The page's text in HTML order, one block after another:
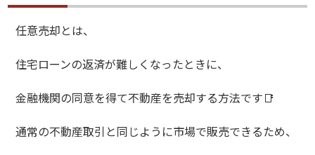
任意売却とは、
住宅ローンの返済が難しくなったときに、
金融機関の同意を得て不動産を売却する方法です📑
通常の不動産取引と同じように市場で販売できるため、